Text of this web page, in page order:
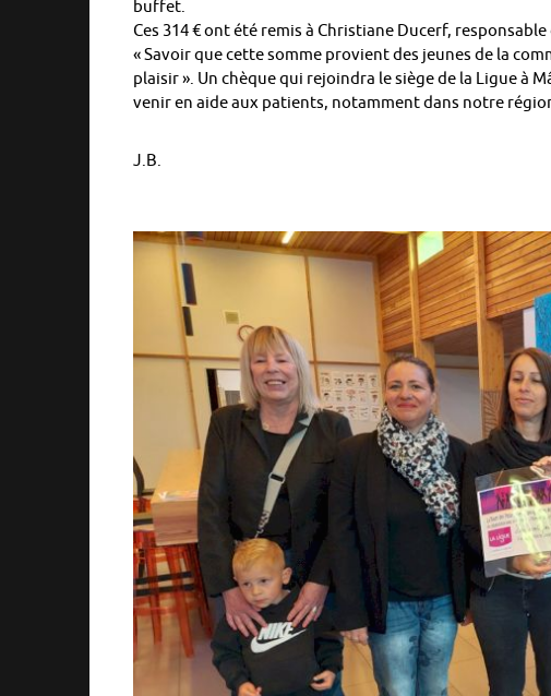
buffet.
Ces 314 € ont été remis à Christiane Ducerf,
« Savoir que cette somme provient des jeunes de la
plaisir ». Un chèque qui rejoindra le siège de la Ligue à
venir en aide aux patients, notamment dans notre
J.B.